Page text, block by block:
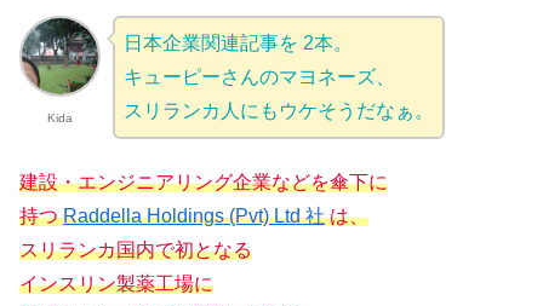
Kida
日本企業関連記事を 2本。
キューピーさんのマヨネーズ、
スリランカ人にもウケそう だなぁ 。
建設・エンジニアリング企業などを傘下に
持つRaddella Holdings (Pvt) Ltd 社は、
スリランカ国内で初となる
インスリン製薬工場に